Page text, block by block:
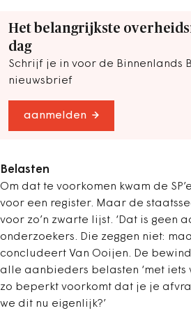
Het belangrijkste
dag
Schrijf je in voor de Binnenlands
nieuwsbrief
aanmelden
Belasten
Om dat te voorkomen kwam de
voor een register. Maar de
voor zo’n zwarte lijst. ‘Dat is geen
onderzoekers. Die zeggen niet:
concludeert Van Ooijen. De
alle aanbieders belasten ‘met
zo beperkt voorkomt dat je je
we dit nu eigenlijk?’